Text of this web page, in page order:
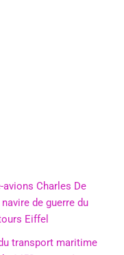
Charles De
de guerre du
Eiffel
transport maritime